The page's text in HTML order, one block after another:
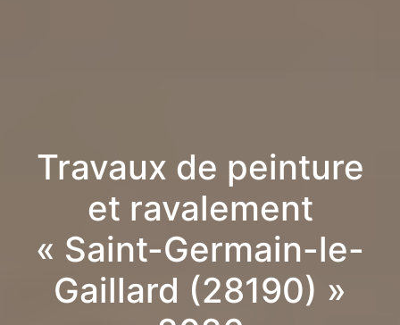
Travaux de peinture
et ravalement
« Saint-Germain-le-
Gaillard (28190) »